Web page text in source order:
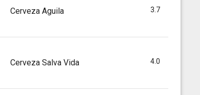
Cerveza Aguila 3.7
Cerveza Salva Vida 4.0